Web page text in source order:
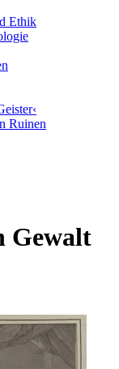
Ethik
Ruinen
Gewalt